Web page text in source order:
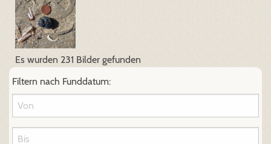
Es wurden 231 Bilder gefunden
Filtern nach Funddatum: